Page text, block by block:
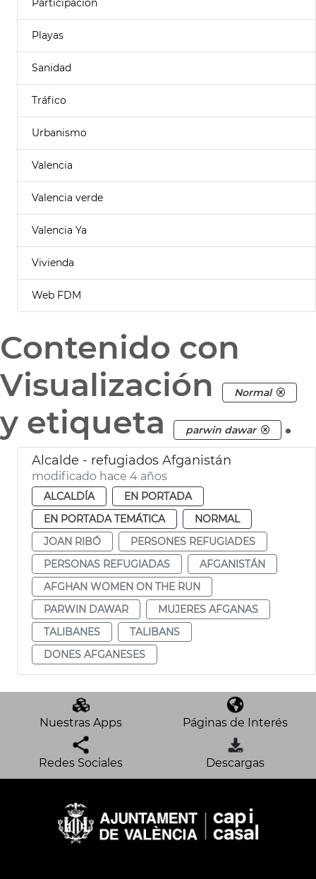
Playas
Sanidad
Tráfico
Urbanismo
Valencia
Valencia verde
Valencia Ya
Vivienda
Web FDM
Contenido con
Visualización
Normal
y etiqueta parwin dawar .
Alcalde - refugiados Afganistán
modificado hace 4 años
ALCALDÍA
EN PORTADA
EN PORTADA TEMÁTICA
NORMAL
JOAN RIBÓ
PERSONES REFUGIADES
PERSONAS REFUGIADAS
AFGANISTÁN
AFGHAN WOMEN ON THE RUN
PARWIN DAWAR
MUJERES AFGANAS
TALIBANES
TALIBANS
DONES AFGANESES
Nuestras Apps Páginas de Interés
Redes Sociales Descargas